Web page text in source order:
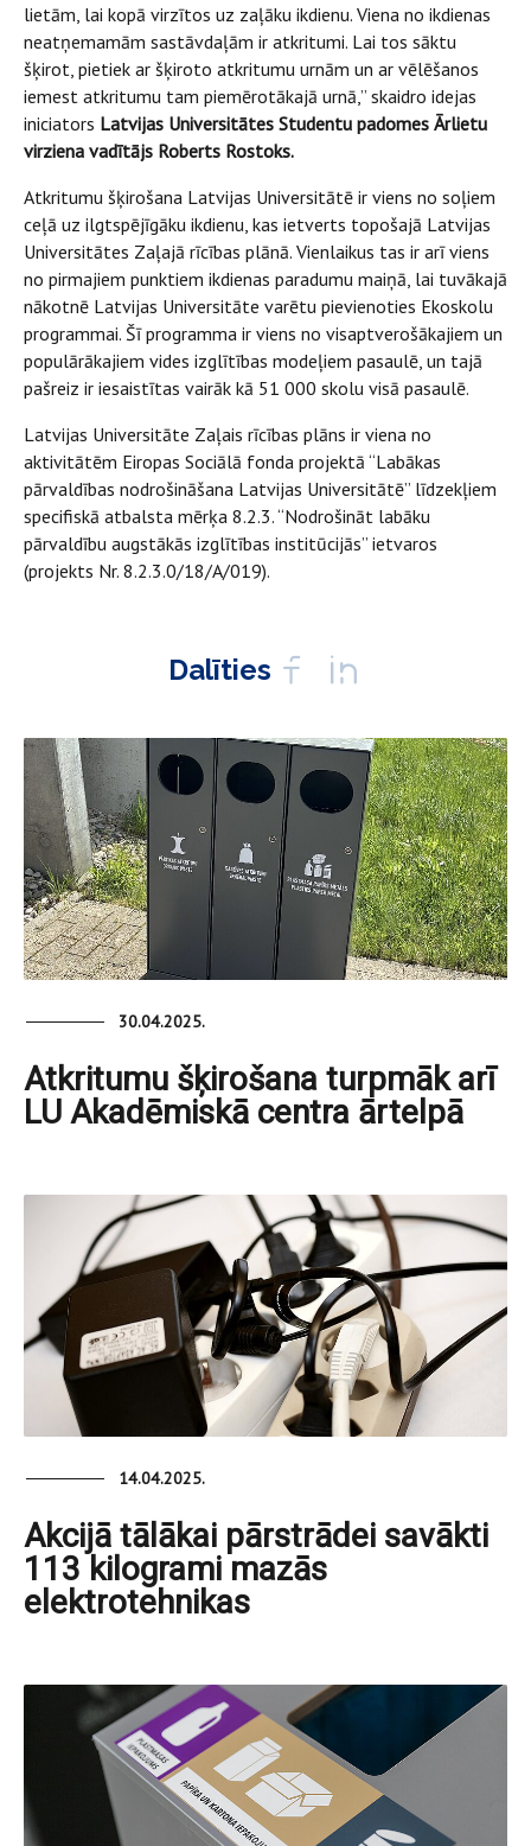
lietām, lai kopā virzītos uz zaļāku ikdienu. Viena no ikdienas
neatņemamām sastāvdaļām ir atkritumi. Lai tos sāktu
šķirot, pietiek ar šķiroto atkritumu urnām un ar vēlēšanos
iemest atkritumu tam piemērotākajā urnā,” skaidro idejas
iniciators Latvijas Universitātes Studentu padomes Ārlietu
virziena vadītājs Roberts Rostoks.
Atkritumu šķirošana Latvijas Universitātē ir viens no soļiem
ceļā uz ilgtspējīgāku ikdienu, kas ietverts topošajā Latvijas
Universitātes Zaļajā rīcības plānā. Vienlaikus tas ir arī viens
no pirmajiem punktiem ikdienas paradumu maiņā, lai tuvākajā
nākotnē Latvijas Universitāte varētu pievienoties Ekoskolu
programmai. Šī programma ir viens no visaptverošākajiem un
populārākajiem vides izglītības modeļiem pasaulē, un tajā
pašreiz ir iesaistītas vairāk kā 51 000 skolu visā pasaulē.
Latvijas Universitāte Zaļais rīcības plāns ir viena no
aktivitātēm Eiropas Sociālā fonda projektā “Labākas
pārvaldības nodrošināšana Latvijas Universitātē” līdzekļiem
specifiskā atbalsta mērķa 8.2.3. “Nodrošināt labāku
pārvaldību augstākās izglītības institūcijās” ietvaros
(projekts Nr. 8.2.3.0/18/A/019).
Dalīties
30.04.2025.
Atkritumu šķirošana turpmāk arī
LU Akadēmiskā centra ārtelpā
14.04.2025.
Akcijā tālākai pārstrādei savākti
113 kilogrami mazās
elektrotehnikas